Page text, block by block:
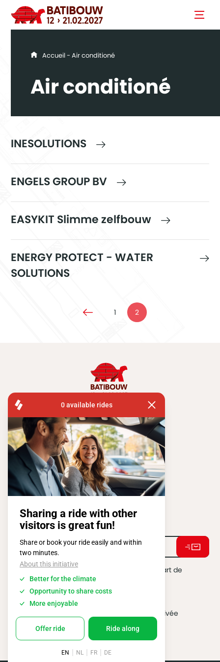
You are here
Accueil- Air conditioné
Air conditioné
INESOLUTIONS
ENGELS GROUP BV
EASYKIT Slimme zelfbouw
ENERGY PROTECT - WATER
SOLUTIONS
1 2
FISA OPERATIONS
SQUARE DE L'ATOMIUM, 1 BP 505
1020 BRUXELLES
Tel:+ 32 2 663 14 01
Restons connectés !
J'accepte de recevoir des e-mails de la part de
BATIBOUW.*
Vie privée
Politique Cookies